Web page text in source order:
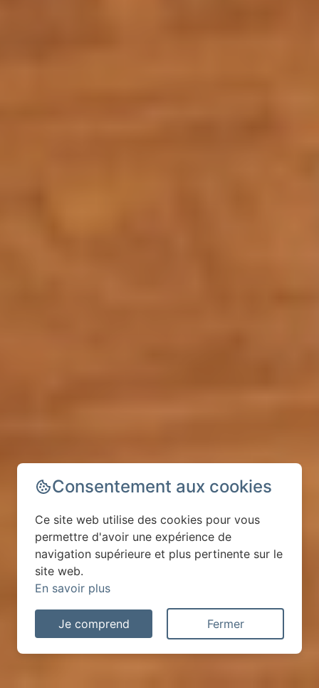
Consentement aux cookies
Ce site web utilise des cookies pour vous
permettre d'avoir une expérience de
navigation supérieure et plus pertinente sur le
site web.
En savoir plus
Je comprend Fermer